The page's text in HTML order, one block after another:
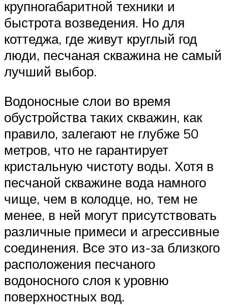
крупногабаритной техники и
быстрота возведения. Но для
коттеджа, где живут круглый год
люди, песчаная скважина не самый
лучший выбор.
Водоносные слои во время
обустройства таких скважин, как
правило, залегают не глубже 50
метров, что не гарантирует
кристальную чистоту воды. Хотя в
песчаной скважине вода намного
чище, чем в колодце, но, тем не
менее, в ней могут присутствовать
различные примеси и агрессивные
соединения. Все это из-за близкого
расположения песчаного
водоносного слоя к уровню
поверхностных вод.